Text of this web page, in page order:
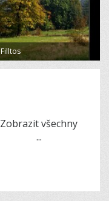
Filltos
Zobrazit všechny
...